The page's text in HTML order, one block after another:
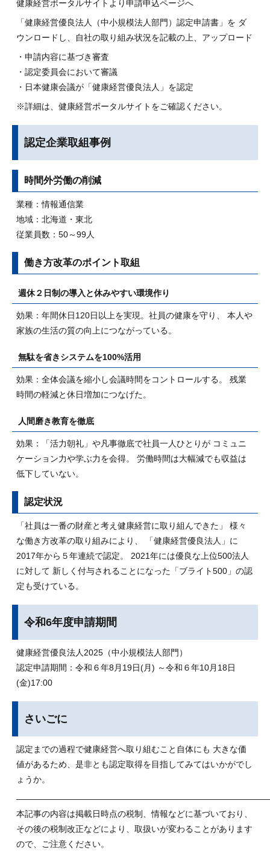
健康経営ポータルサイトより申請申込ページへ
「健康経営優良法人（中小規模法人部門）認定申請書」を ダ
ウンロードし、自社の取り組み状況を記載の上、アップロード
・申請内容に基づき審査
・認定委員会において審議
・日本健康会議が「健康経営優良法人」を認定
※詳細は、健康経営ポータルサイトをご確認ください。
認定企業取組事例
時間外労働の削減
業種：情報通信業
地域：北海道・東北
従業員数：50～99人
働き方改革のポイント取組
週休２日制の導入と休みやすい環境作り
効果：年間休日120日以上を実現。社員の健康を守り、 本人や
家族の生活の質の向上につながっている。
無駄を省きシステムを100%活用
効果：全体会議を縮小し会議時間をコントロールする。 残業
時間の軽減と休日増加につなげた。
人間磨き教育を徹底
効果：「活力朝礼」や凡事徹底で社員一人ひとりが コミュニ
ケーション力や学ぶ力を会得。 労働時間は大幅減でも収益は
低下していない。
認定状況
「社員は一番の財産と考え健康経営に取り組んできた」 様々
な働き方改革の取り組みにより、 「健康経営優良法人」に
2017年から５年連続で認定。 2021年には優良な上位500法人
に対して 新しく付与されることになった「ブライト500」の認
定も受けている。
令和6年度申請期間
健康経営優良法人2025（中小規模法人部門）
認定申請期間：令和６年8月19日(月) ～令和６年10月18日
(金)17:00
さいごに
認定までの過程で健康経営へ取り組むこと自体にも 大きな価
値があるため、是非とも認定取得を目指してみてはいかがでし
ょうか。
本記事の内容は掲載日時点の税制、情報などに基づいており、
その後の税制改正などにより、取扱いが変わることがあります
ので、ご注意ください。